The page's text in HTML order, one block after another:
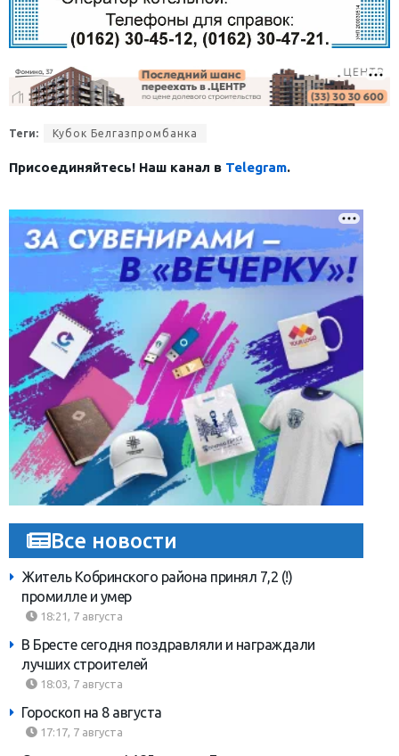
Теги: Кубок Белгазпромбанка
Присоединяйтесь! Наш канал в Telegram.
Все новости
Житель Кобринского района принял 7,2 (!)
промилле и умер
18:21, 7 августа
В Бресте сегодня поздравляли и награждали
лучших строителей
18:03, 7 августа
Гороскоп на 8 августа
17:17, 7 августа